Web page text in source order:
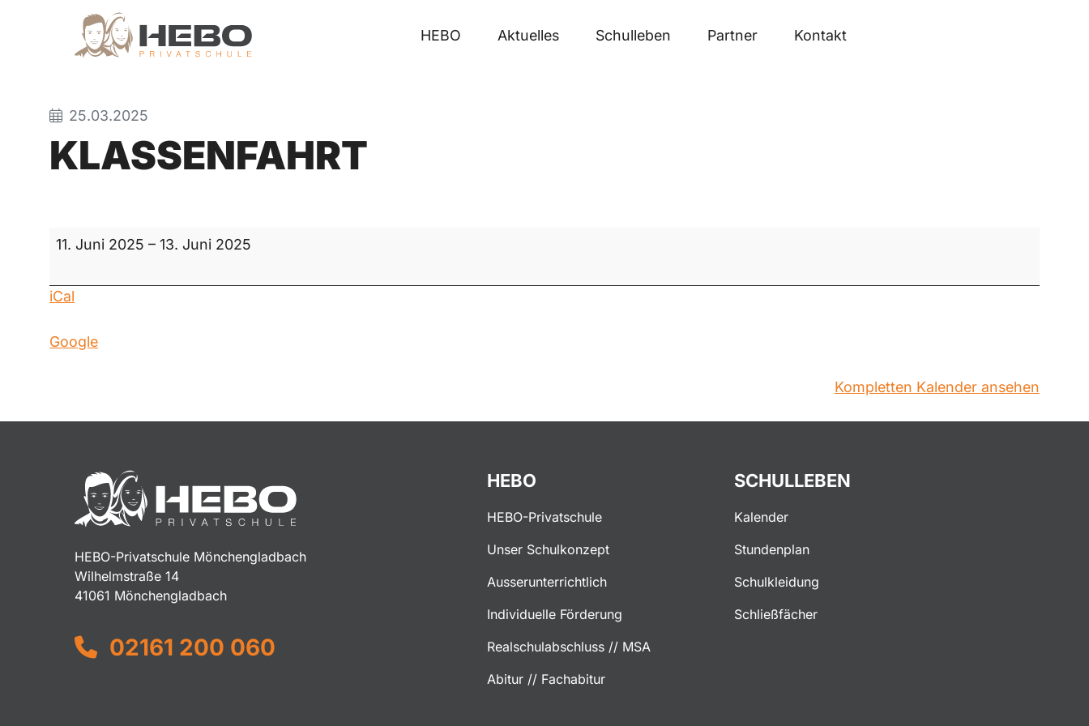
HEBO Aktuelles Schulleben Partner Kontakt
25.03.2025
KLASSENFAHRT
Klassenfahrt
11. Juni 2025 –13. Juni 2025
iCal
Google
Kompletten Kalender ansehen
HEBO-Privatschule Mönchengladbach
Wilhelmstraße 14
41061 Mönchengladbach
02161 200 060
HEBO
HEBO-Privatschule
Unser Schulkonzept
Ausserunterrichtlich
Individuelle Förderung
Realschulabschluss // MSA
Abitur // Fachabitur
SCHULLEBEN
Kalender
Stundenplan
Schulkleidung
Schließfächer